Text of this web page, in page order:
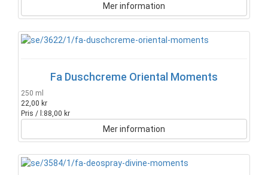
Mer information
Fa Duschcreme Oriental Moments
250 ml
22,00 kr
Pris / l:88,00 kr
Mer information